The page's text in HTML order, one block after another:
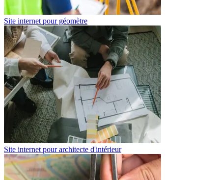
Site internet pour géomètre
Site internet pour architecte d'intérieur